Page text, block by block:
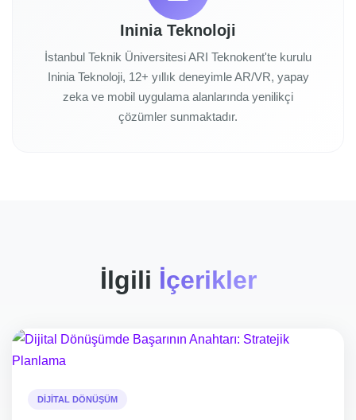
Ininia Teknoloji
İstanbul Teknik Üniversitesi ARI Teknokent'te kurulu
Ininia Teknoloji, 12+ yıllık deneyimle AR/VR, yapay
zeka ve mobil uygulama alanlarında yenilikçi
çözümler sunmaktadır.
İlgili İçerikler
DIJITAL DÖNÜŞÜM